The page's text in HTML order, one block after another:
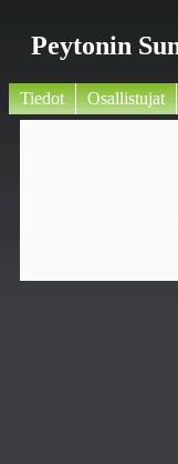
Peytonin
Tiedot Osallistujat